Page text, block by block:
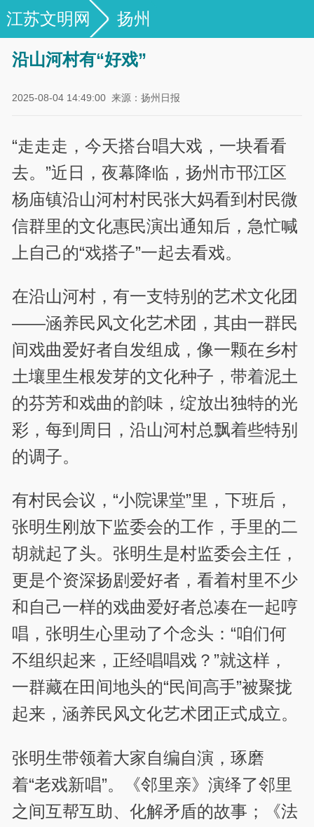
江苏文明网 扬州
沿山河村有“好戏”
2025-08-04 14:49:00 来源：扬州日报
“走走走，今天搭台唱大戏，一块看看
去。”近日，夜幕降临，扬州市邗江区
杨庙镇沿山河村村民张大妈看到村民微
信群里的文化惠民演出通知后，急忙喊
上自己的“戏搭子”一起去看戏。
在沿山河村，有一支特别的艺术文化团
——涵养民风文化艺术团，其由一群民
间戏曲爱好者自发组成，像一颗在乡村
土壤里生根发芽的文化种子，带着泥土
的芬芳和戏曲的韵味，绽放出独特的光
彩，每到周日，沿山河村总飘着些特别
的调子。
有村民会议，“小院课堂”里，下班后，
张明生刚放下监委会的工作，手里的二
胡就起了头。张明生是村监委会主任，
更是个资深扬剧爱好者，看着村里不少
和自己一样的戏曲爱好者总凑在一起哼
唱，张明生心里动了个念头：“咱们何
不组织起来，正经唱唱戏？”就这样，
一群藏在田间地头的“民间高手”被聚拢
起来，涵养民风文化艺术团正式成立。
张明生带领着大家自编自演，琢磨
着“老戏新唱”。《邻里亲》演绎了邻里
之间互帮互助、化解矛盾的故事；《法